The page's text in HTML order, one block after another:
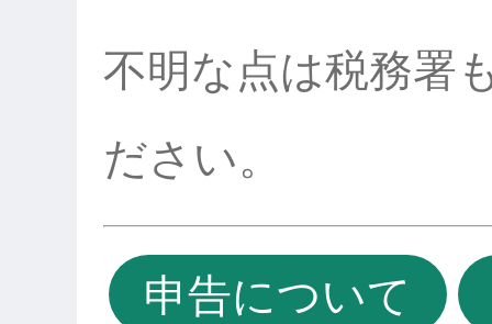
不明な点は税務署
ださい。
申告について